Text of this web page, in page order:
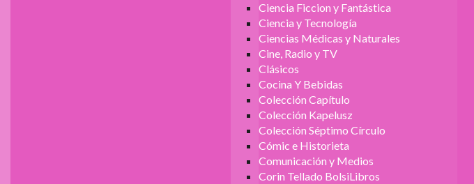
Ciencia Ficcion y Fantástica
Ciencia y Tecnología
Ciencias Médicas y Naturales
Cine, Radio y TV
Clásicos
Cocina Y Bebidas
Colección Capítulo
Colección Kapelusz
Colección Séptimo Círculo
Cómic e Historieta
Comunicación y Medios
Corin Tellado BolsiLibros